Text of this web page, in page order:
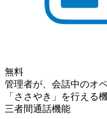
無料
管理者が、会話中のオ
「ささやき」を行える
三者間通話機能